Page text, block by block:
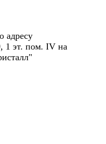
адресу
1 эт. пом. IV на